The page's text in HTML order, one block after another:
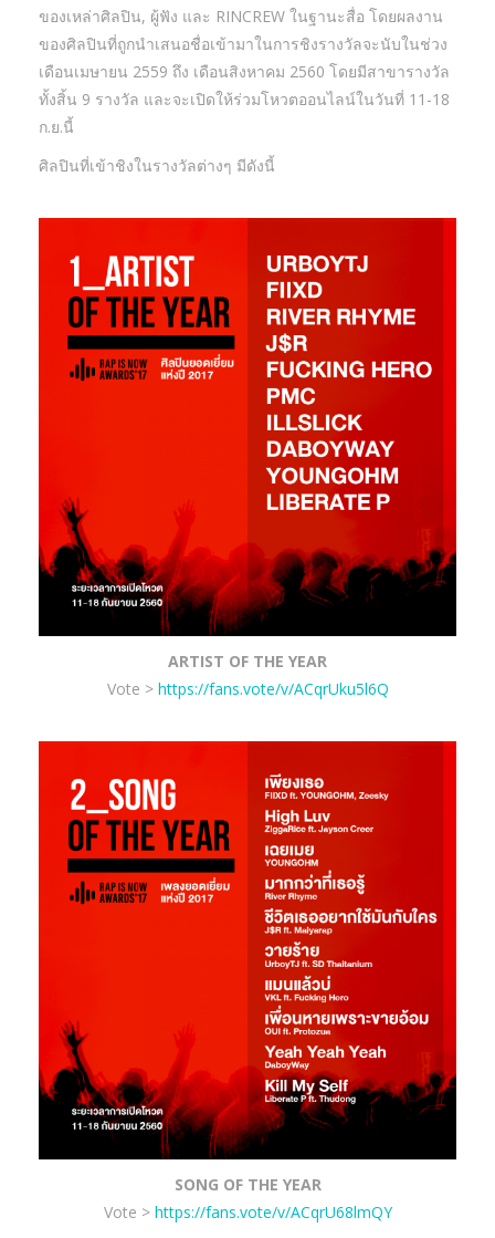
ของเหล่าศิลปิน, ผู้ฟัง และ RINCREW ในฐานะสื่อ โดยผลงาน
ของศิลปินที่ถูกนำเสนอชื่อเข้ามาในการชิงรางวัลจะนับในช่วง
เดือนเมษายน 2559 ถึง เดือนสิงหาคม 2560 โดยมีสาขารางวัล
ทั้งสิ้น 9 รางวัล และจะเปิดให้ร่วมโหวตออนไลน์ในวันที่ 11-18
ก.ย.นี้
ศิลปินที่เข้าชิงในรางวัลต่างๆ มีดังนี้
ARTIST OF THE YEAR
Vote > https://fans.vote/v/ACqrUku5l6Q
SONG OF THE YEAR
Vote > https://fans.vote/v/ACqrU68lmQY